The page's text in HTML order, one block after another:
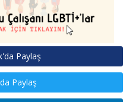
Paylaş
Paylaş